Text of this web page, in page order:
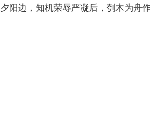
阳边，知机荣辱严凝后，刳木为舟